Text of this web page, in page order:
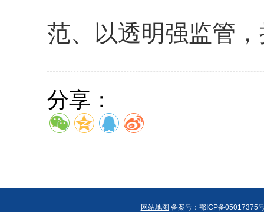
范、以透明强监管
分享：
网站地图 备案号：鄂ICP备05017375